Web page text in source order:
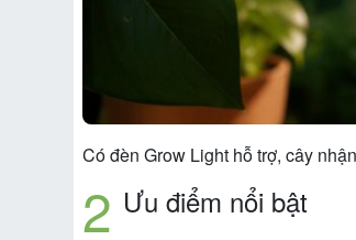
Có đèn Grow Light hỗ trợ, cây
Ưu điểm nổi bật